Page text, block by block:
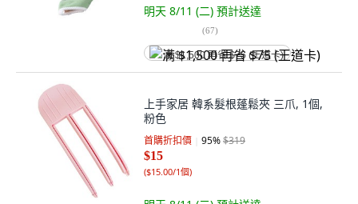
明天 8/11 (二) 預計送達
(67)
满 $1,500 再省 $75 (王道卡)
上手家居 韓系髮根蓬鬆夾 三爪, 1個,
粉色
首購折扣價 95%$319
$15
($15.00/1個)